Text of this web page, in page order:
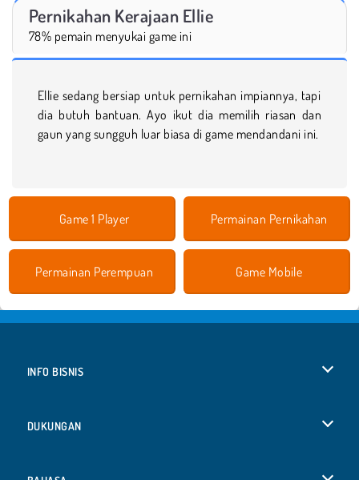
Pernikahan Kerajaan Ellie
78% pemain menyukai game ini
Ellie sedang bersiap untuk pernikahan impiannya, tapi
dia butuh bantuan. Ayo ikut dia memilih riasan dan
gaun yang sungguh luar biasa di game mendandani ini.
Game 1 Player Permainan Pernikahan
Permainan Perempuan Game Mobile
INFO BISNIS
DUKUNGAN